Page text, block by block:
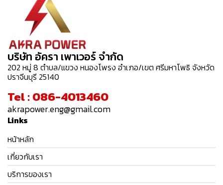
บริษัท อัครา เพาเวอร์ จำกัด
202 หมู่ 8 ตำบล/แขวง หนองโพรง อำเภอ/เขต ศรีมหาโพธิ จังหวัด
ปราจีนบุรี 25140
Tel : 086-4013460
akrapower.eng@gmail.com
Links
หน้าหลัก
เกี่ยวกับเรา
บริการของเรา